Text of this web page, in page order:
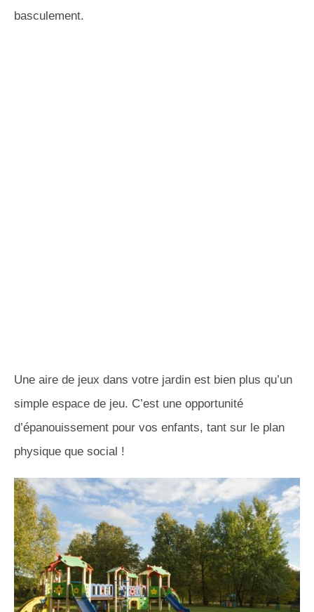
basculement.
Une aire de jeux dans votre jardin est bien plus qu’un
simple espace de jeu. C’est une opportunité
d’épanouissement pour vos enfants, tant sur le plan
physique que social !